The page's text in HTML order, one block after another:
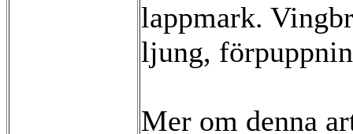
lappmark.
ljung,
Mer om denna